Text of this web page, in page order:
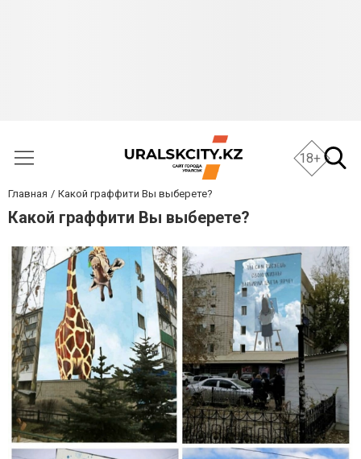
18+
Главная Какой граффити Вы выберете?
Какой граффити Вы выберете?